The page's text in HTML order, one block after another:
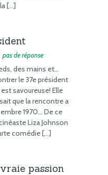
[…]
pas de réponse
des mains et…
le 37e président
savoureuse! Elle
que la rencontre a
1970… De ce
Liza Johnson
comédie […]
passion